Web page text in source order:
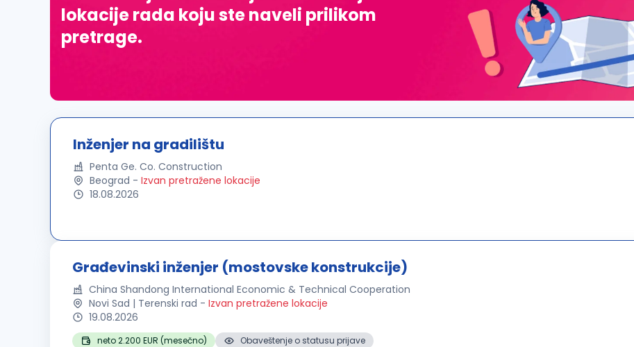
lokacije rada koju ste naveli prilikom
pretrage.
Inženjer na gradilištu
Penta Ge. Co. Construction
Beograd - Izvan pretražene lokacije
18.08.2026
Građevinski inženjer (mostovske konstrukcije)
China Shandong International Economic & Technical Cooperation
Novi Sad | Terenski rad - Izvan pretražene lokacije
19.08.2026
neto 2.200 EUR (mesečno)
Obaveštenje o statusu prijave